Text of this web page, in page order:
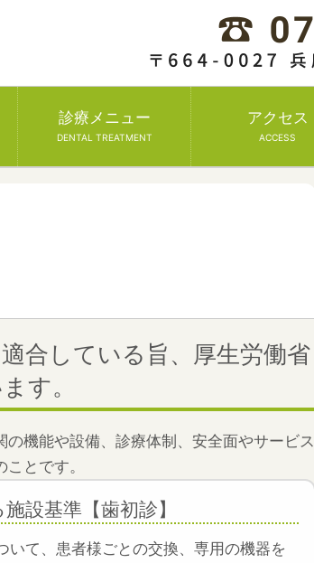
診療メニュー
DENTAL TREATMENT
アクセス
ACCESS
合している旨、厚生労働省
す。
機能や設備、診療体制、安全面やサービス
とです。
設基準【歯初診】
いて、患者様ごとの交換、専用の機器を